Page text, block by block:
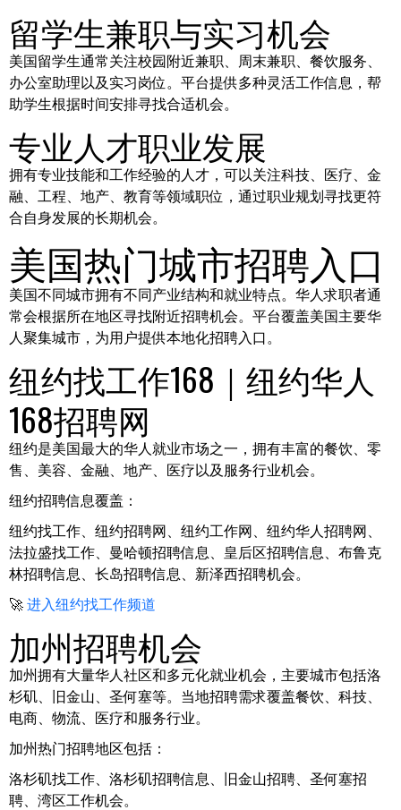
留学生兼职与实习机会
美国留学生通常关注校园附近兼职、周末兼职、餐饮服务、
办公室助理以及实习岗位。平台提供多种灵活工作信息，帮
助学生根据时间安排寻找合适机会。
专业人才职业发展
拥有专业技能和工作经验的人才，可以关注科技、医疗、金
融、工程、地产、教育等领域职位，通过职业规划寻找更符
合自身发展的长期机会。
美国热门城市招聘入口
美国不同城市拥有不同产业结构和就业特点。华人求职者通
常会根据所在地区寻找附近招聘机会。平台覆盖美国主要华
人聚集城市，为用户提供本地化招聘入口。
纽约找工作168｜纽约华人
168招聘网
纽约是美国最大的华人就业市场之一，拥有丰富的餐饮、零
售、美容、金融、地产、医疗以及服务行业机会。
纽约招聘信息覆盖：
纽约找工作、纽约招聘网、纽约工作网、纽约华人招聘网、
法拉盛找工作、曼哈顿招聘信息、皇后区招聘信息、布鲁克
林招聘信息、长岛招聘信息、新泽西招聘机会。
🚀 进入纽约找工作频道
加州招聘机会
加州拥有大量华人社区和多元化就业机会，主要城市包括洛
杉矶、旧金山、圣何塞等。当地招聘需求覆盖餐饮、科技、
电商、物流、医疗和服务行业。
加州热门招聘地区包括：
洛杉矶找工作、洛杉矶招聘信息、旧金山招聘、圣何塞招
聘、湾区工作机会。